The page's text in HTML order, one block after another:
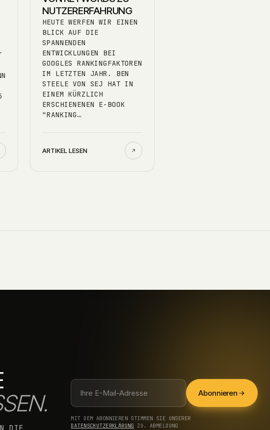
NUTZERERFAHRUNG
HEUTE WERFEN WIR EINEN
BLICK AUF DIE
SPANNENDEN
ENTWICKLUNGEN BEI
GOOGLES RANKINGFAKTOREN
IM LETZTEN JAHR. BEN
STEELE VON SEJ HAT IN
EINEM KÜRZLICH
ERSCHIENENEN E-BOOK
"RANKING…
ARTIKEL LESEN
Abonnieren
MIT DEM ABONNIEREN STIMMEN SIE UNSERER
DATENSCHUTZERKLÄRUNG ZU. ABMELDUNG